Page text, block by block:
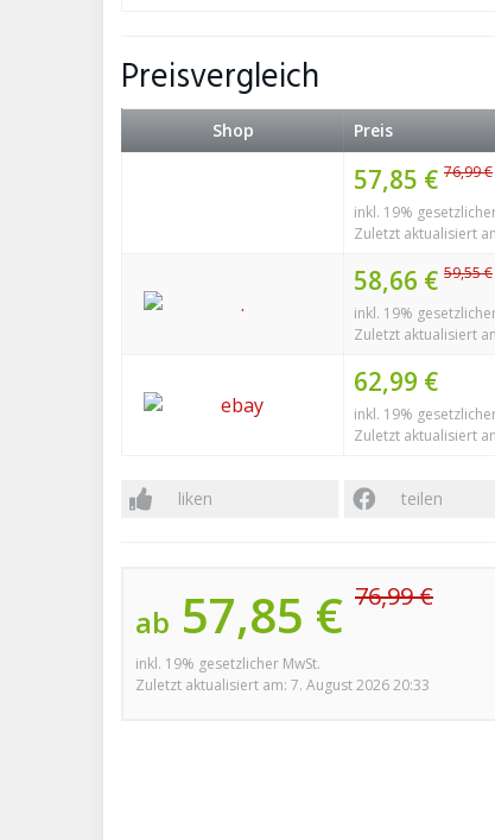
Preisvergleich
Shop Preis
57,85 € 76,99 €
inkl. 19%
Zuletzt aktualisiert
58,66 € 59,55 €
inkl. 19%
Zuletzt aktualisiert
62,99 €
inkl. 19%
Zuletzt aktualisiert
liken teilen
ab 57,85 € 76,99 €
inkl. 19% gesetzlicher MwSt.
Zuletzt aktualisiert am: 7. August 2026 20:33